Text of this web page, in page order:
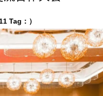
Tag：）